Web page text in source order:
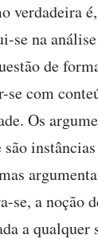
verdadeira
se na
de
se com
Os
se, a noção
a qualquer